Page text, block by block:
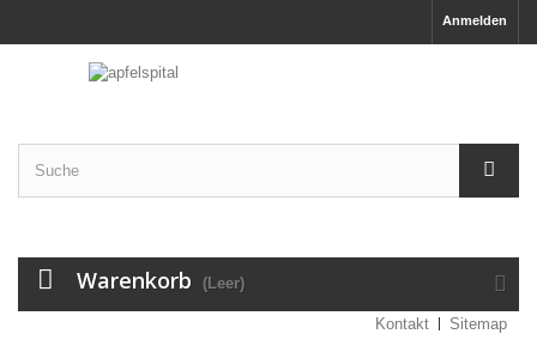
Anmelden
Warenkorb (Leer)
Kontakt Sitemap